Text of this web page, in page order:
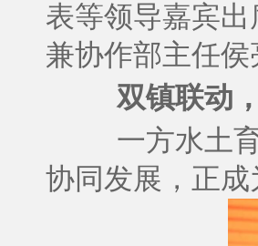
表等领导嘉宾
兼协作部主任侯
双镇联动
一方水土
协同发展，正